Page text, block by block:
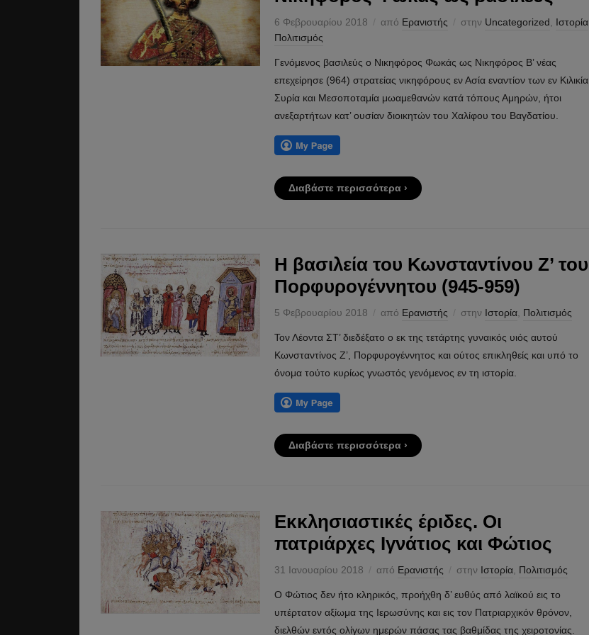
6 Φεβρουαρίου 2018 από Ερανιστής στην Uncategorized Ιστορία
Πολιτισμός
Γενόμενος βασιλεύς ο Νικηφόρος Φωκάς ως Νικηφόρος Β’ νέας
επεχείρησε (964) στρατείας νικηφόρους εν Ασία εναντίον των εν Κιλικία,
Συρία και Μεσοποταμία μωαμεθανών κατά τόπους Αμηρών, ήτοι
ανεξαρτήτων κατ’ ουσίαν διοικητών του Χαλίφου του Βαγδατίου.
Διαβάστε περισσότερα ›
Η βασιλεία του Κωνσταντίνου Ζ’ του
Πορφυρογέννητου (945-959)
5 Φεβρουαρίου 2018 από Ερανιστής στην Ιστορία Πολιτισμός
Τον Λέοντα ΣΤ’ διεδέξατο ο εκ της τετάρτης γυναικός υιός αυτού
Κωνσταντίνος Ζ’, Πορφυρογέννητος και ούτος επικληθείς και υπό το
όνομα τούτο κυρίως γνωστός γενόμενος εν τη ιστορία.
Διαβάστε περισσότερα ›
Εκκλησιαστικές έριδες. Οι
πατριάρχες Ιγνάτιος και Φώτιος
31 Ιανουαρίου 2018 από Ερανιστής στην Ιστορία Πολιτισμός
Ο Φώτιος δεν ήτο κληρικός, προήχθη δ’ ευθύς από λαϊκού εις το
υπέρτατον αξίωμα της Ιερωσύνης και εις τον Πατριαρχικόν θρόνον,
διελθών εντός ολίγων ημερών πάσας τας βαθμίδας της χειροτονίας.